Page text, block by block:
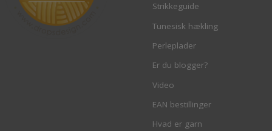
Strikkeguide
Tunesisk hækling
Perleplader
Er du blogger?
Video
EAN bestillinger
Hvad er garn